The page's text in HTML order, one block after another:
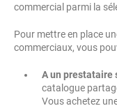
commercial parmi la
Pour mettre en place
commerciaux, vous
A un prestataire
catalogue
Vous achetez